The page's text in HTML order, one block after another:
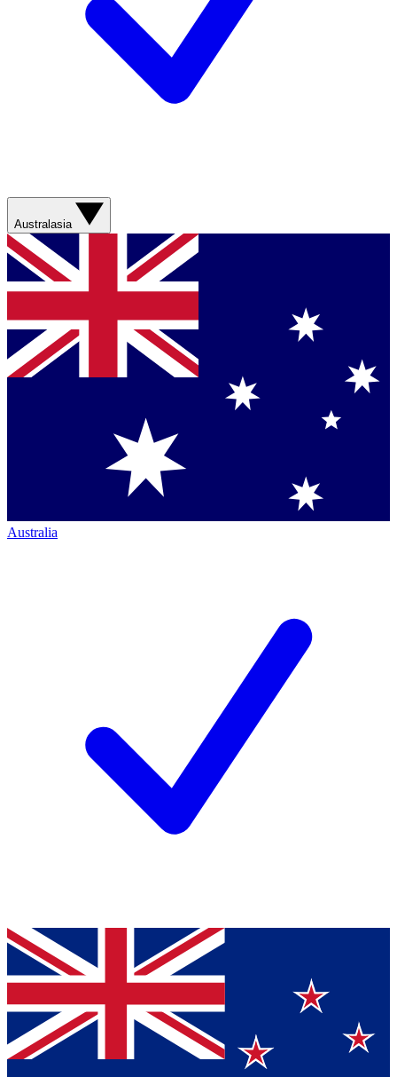
Australasia
Australia